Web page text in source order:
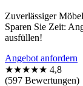
Zuverlässiger
Sparen Sie Zeit:
ausfüllen!
Angebot anfordern
★★★★★ 4,8
(597 Bewertungen)